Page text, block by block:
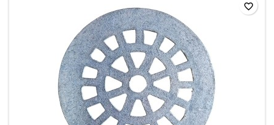
favorite_border